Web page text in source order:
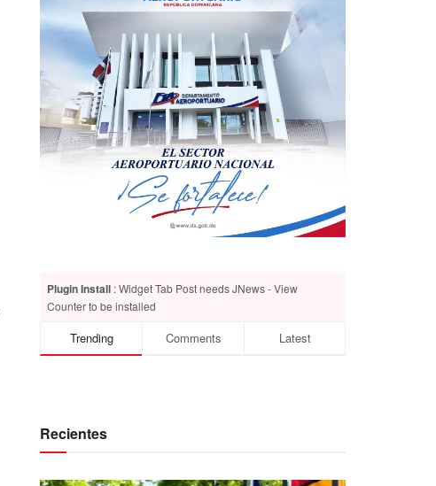
Plugin Install : Widget Tab Post needs JNews - View
Counter to be installed
Trending Comments Latest
Recientes